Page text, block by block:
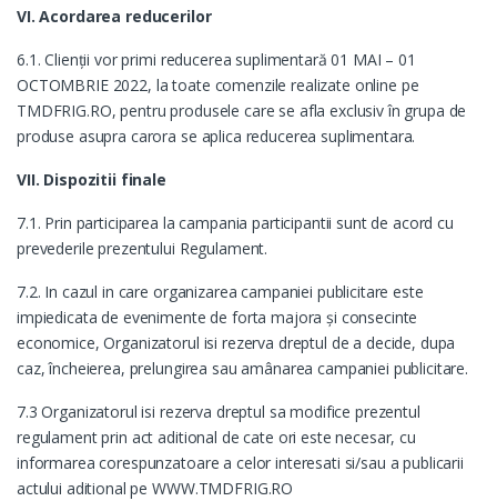
VI. Acordarea reducerilor
6.1. Clienții vor primi reducerea suplimentară 01 MAI – 01
OCTOMBRIE 2022, la toate comenzile realizate online pe
TMDFRIG.RO, pentru produsele care se afla exclusiv în grupa de
produse asupra carora se aplica reducerea suplimentara.
VII. Dispozitii finale
7.1. Prin participarea la campania participantii sunt de acord cu
prevederile prezentului Regulament.
7.2. In cazul in care organizarea campaniei publicitare este
impiedicata de evenimente de forta majora şi consecinte
economice, Organizatorul isi rezerva dreptul de a decide, dupa
caz, încheierea, prelungirea sau amânarea campaniei publicitare.
7.3 Organizatorul isi rezerva dreptul sa modifice prezentul
regulament prin act aditional de cate ori este necesar, cu
informarea corespunzatoare a celor interesati si/sau a publicarii
actului aditional pe WWW.TMDFRIG.RO